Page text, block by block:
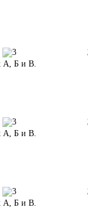
для тех, кто
в ЖК «Симурғ»!
особое
дома:
3
А, Б и В.
3
А, Б и В.
3
А, Б и В.